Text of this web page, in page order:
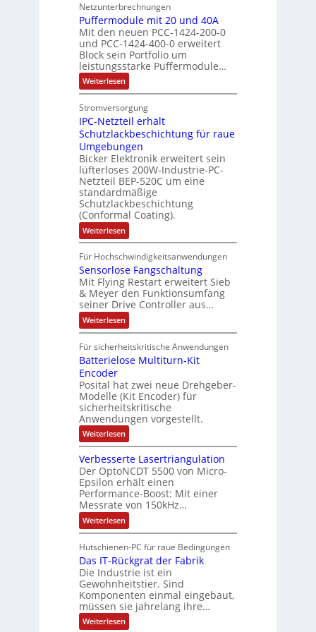
d
a
s
A
u
s
l
a
n
d
g
e
s
c
h
ä
f
t
d
e
s
V
D
M
A
l
e
k
t
r
i
s
c
h
e
t
o
m
a
t
i
o
g
e
w
ä
h
t
t
i
g
e
n
J
a
r
e
s
z
i
e
l
e
e
i
t
e
r
b
e
i
S
P
N
r
e
h
l
e
n
4
,
M
i
l
l
i
o
n
e
n
A
r
b
e
i
t
s
k
ä
f
t
e
A
b
o
u
t
A
u
t
o
m
a
t
i
o
n
e
x
p
a
n
d
i
e
r
Netzunterbrechnungen
Puffermodule mit 20 und 40A
Mit den neuen PCC-1424-200-0
und PCC-1424-400-0 erweitert
Block sein Portfolio um
leistungsstarke Puffermodule…
Weiterlesen:
P
f
f
e
r
m
o
d
u
l
e
m
i
t
2
u
n
d
4
0
A
Stromversorgung
IPC-Netzteil erhält
Schutzlackbeschichtung für raue
Umgebungen
Bicker Elektronik erweitert sein
lüfterloses 200W-Industrie-PC-
Netzteil BEP-520C um eine
standardmäßige
Schutzlackbeschichtung
(Conformal Coating).
Weiterlesen:
I
C
-
N
e
t
z
t
e
l
e
r
ä
l
t
S
c
h
u
t
z
l
a
c
k
b
e
s
c
i
c
h
t
u
n
g
Für Hochschwindigkeitsanwendungen
Sensorlose Fangschaltung
Mit Flying Restart erweitert Sieb
& Meyer den Funktionsumfang
seiner Drive Controller aus…
Weiterlesen:
S
n
s
l
o
s
e
F
a
n
g
s
c
h
a
l
u
n
g
Für sicherheitskritische Anwendungen
Batterielose Multiturn-Kit
Encoder
Posital hat zwei neue Drehgeber-
Modelle (Kit Encoder) für
sicherheitskritische
Anwendungen vorgestellt.
Weiterlesen:
B
t
t
e
r
i
e
l
o
e
M
u
l
t
i
t
u
Verbesserte Lasertriangulation
Der OptoNCDT 5500 von Micro-
Epsilon erhält einen
Performance-Boost: Mit einer
Messrate von 150kHz…
Weiterlesen:
V
r
b
e
s
s
e
r
t
e
Hutschienen-PC für raue Bedingungen
Das IT-Rückgrat der Fabrik
Die Industrie ist ein
Gewohnheitstier. Sind
Komponenten einmal eingebaut,
müssen sie jahrelang ihre…
Weiterlesen: